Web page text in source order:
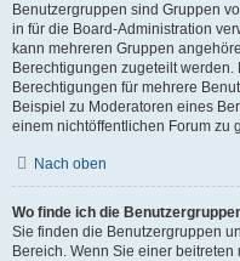
Benutzergruppen sind Gruppen
in für die Board-Administration
kann mehreren Gruppen
Berechtigungen zugeteilt
Berechtigungen für mehrere
Beispiel zu Moderatoren eines
einem nichtöffentlichen Forum zu
Nach oben
Wo finde ich die
Sie finden die Benutzergruppen
Bereich. Wenn Sie einer